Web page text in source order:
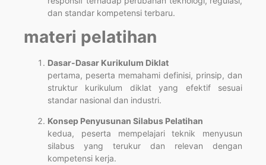
dan standar kompetensi terbaru.
materi pelatihan
Dasar-Dasar Kurikulum Diklat
pertama, peserta memahami definisi, prinsip, dan
struktur kurikulum diklat yang efektif sesuai
standar nasional dan industri.
Konsep Penyusunan Silabus Pelatihan
kedua, peserta mempelajari teknik menyusun
silabus yang terukur dan relevan dengan
kompetensi kerja.